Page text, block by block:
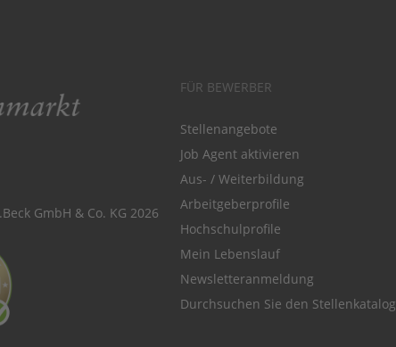
GmbH & Co. KG 2026
FÜR BEWERBER
Stellenangebote
Job Agent aktivieren
Aus- / Weiterbildung
Arbeitgeberprofile
Hochschulprofile
Mein Lebenslauf
Newsletteranmeldung
Durchsuchen Sie den Stellenkatalog